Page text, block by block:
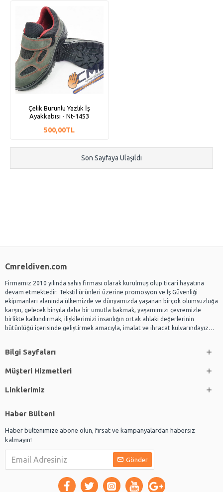
Çelik Burunlu Yazlık İş
Ayakkabısı - Nt-1453
500,00TL
Son Sayfaya Ulaşıldı
Cmreldiven.com
Firmamız 2010 yılında sahıs firması olarak kurulmuş olup ticari hayatına
devam etmektedir. Tekstil ürünleri üzerine promosyon ve İş Güvenliği
ekipmanları alanında ülkemizde ve dünyamızda yaşanan birçok olumsuzluğa
karşın, gelecek binyıla daha bir umutla bakmak, yaşamımızı çevremizle
birlikte kalkındırmak, ilişkilerimizi insanlığın ortak ahlaki değerlerinin
bütünlüğü içerisinde geliştirmek amacıyla, imalat ve ihracat kulvarındayız…
Bilgi Sayfaları
Müşteri Hizmetleri
Linklerimiz
Haber Bülteni
Haber bültenimize abone olun, fırsat ve kampanyalardan habersiz
kalmayın!
Gönder